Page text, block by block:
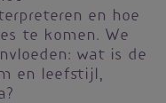
en hoe
te komen. We
wat is de
en leefstijl,